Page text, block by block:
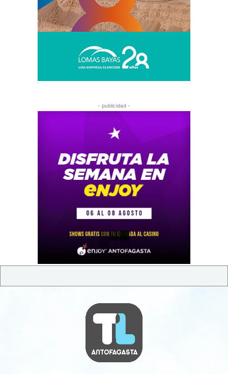
- publicidad -